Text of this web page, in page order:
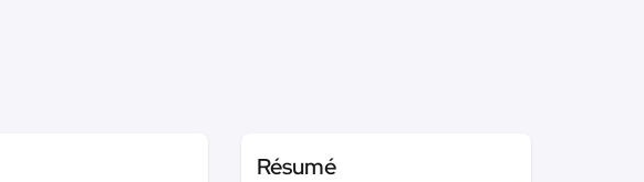
Résumé